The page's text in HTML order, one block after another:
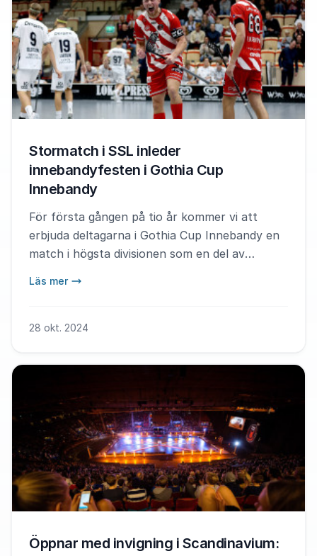
Stormatch i SSL inleder
innebandyfesten i Gothia Cup
Innebandy
För första gången på tio år kommer vi att
erbjuda deltagarna i Gothia Cup Innebandy en
match i högsta divisionen som en del av
Läs mer
28 okt. 2024
Öppnar med invigning i Scandinavium: